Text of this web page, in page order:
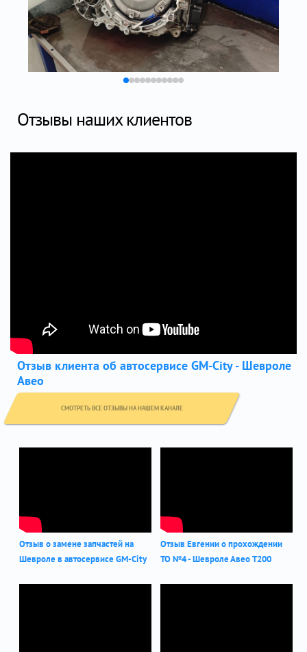
Отзывы наших клиентов
Отзыв клиента об автосервисе GM-City - Шевроле
Авео
СМОТРЕТЬ ВСЕ ОТЗЫВЫ НА НАШЕМ КАНАЛЕ
Отзыв о замене запчастей на
Шевроле в автосервисе GM-City
Отзыв Евгении о прохождении
ТО №4 - Шевроле Авео Т200